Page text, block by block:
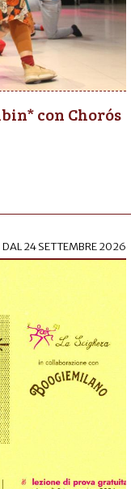
con Chorós
DAL24 SETTEMBRE 2026